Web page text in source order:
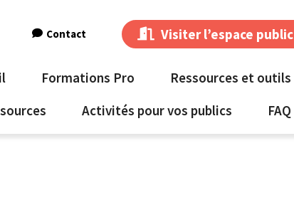
Contact Visiter l’espace public
Formations Pro
Ressources et outils
Activités pour vos publics FAQ